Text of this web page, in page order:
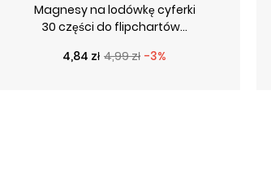
Magnesy na lodówkę cyferki
30 części do flipchartów...
Cena podstawowa
4,99 zł -3%
Cena
4,84 zł